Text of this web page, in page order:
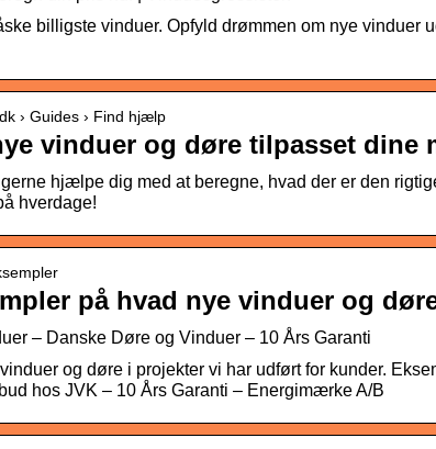
billigste vinduer. Opfyld drømmen om nye vinduer
› Guides › Find hjælp
vinduer og døre tilpasset dine
hjælpe dig med at beregne, hvad der er den
hverdage!
på hvad nye vinduer og
– Danske Døre og Vinduer – 10 Års Garanti
og døre i projekter vi har udført for kunder.
hos JVK – 10 Års Garanti – Energimærke A/B